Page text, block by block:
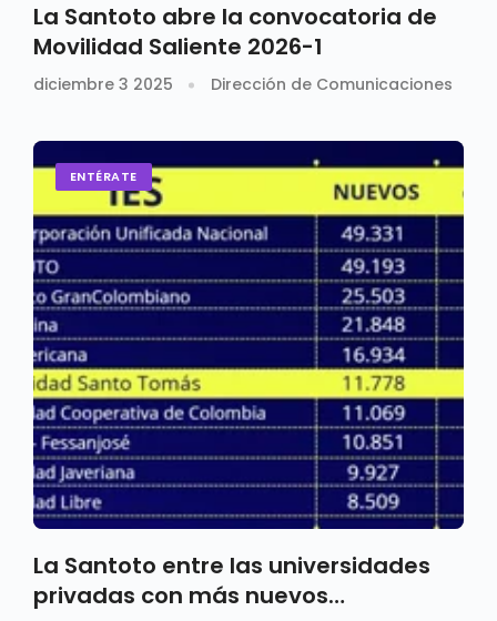
La Santoto abre la convocatoria de
Movilidad Saliente 2026-1
diciembre 3 2025 Dirección de Comunicaciones
ENTÉRATE
La Santoto entre las universidades
privadas con más nuevos